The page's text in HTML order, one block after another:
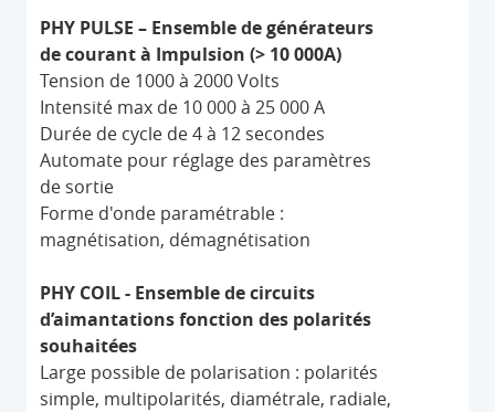
PHY PULSE – Ensemble de générateurs
de courant à Impulsion (> 10 000A)
Tension de 1000 à 2000 Volts
Intensité max de 10 000 à 25 000 A
Durée de cycle de 4 à 12 secondes
Automate pour réglage des paramètres
de sortie
Forme d'onde paramétrable :
magnétisation, démagnétisation
PHY COIL - Ensemble de circuits
d’aimantations fonction des polarités
souhaitées
Large possible de polarisation : polarités
simple, multipolarités, diamétrale, radiale,